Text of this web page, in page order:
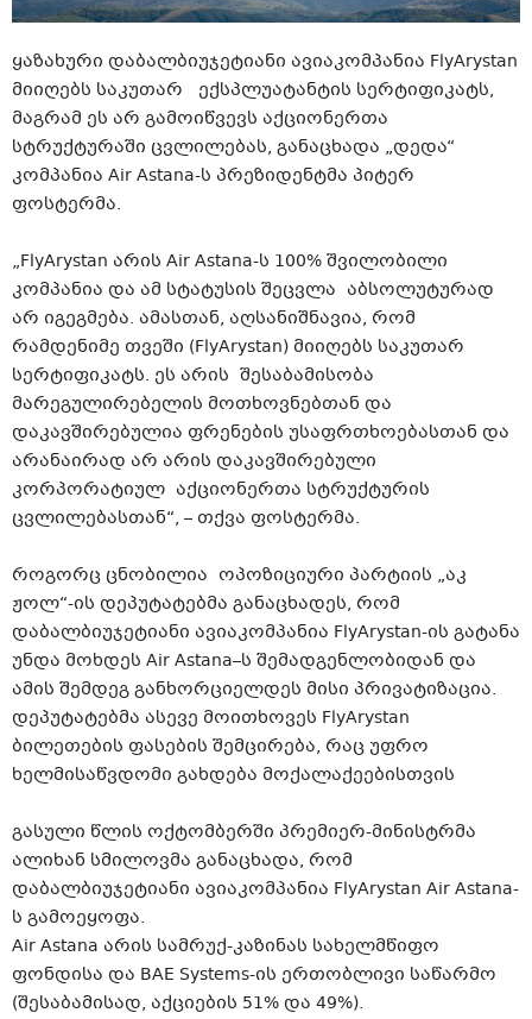
ყაზახური დაბალბიუჯეტიანი ავიაკომპანია FlyArystan
მიიღებს საკუთარ ექსპლუატანტის სერტიფიკატს,
მაგრამ ეს არ გამოიწვევს აქციონერთა
სტრუქტურაში ცვლილებას, განაცხადა „დედა“
კომპანია Air Astana-ს პრეზიდენტმა პიტერ
ფოსტერმა.
„FlyArystan არის Air Astana-ს 100% შვილობილი
კომპანია და ამ სტატუსის შეცვლა აბსოლუტურად
არ იგეგმება. ამასთან, აღსანიშნავია, რომ
რამდენიმე თვეში (FlyArystan) მიიღებს საკუთარ
სერტიფიკატს. ეს არის შესაბამისობა
მარეგულირებელის მოთხოვნებთან და
დაკავშირებულია ფრენების უსაფრთხოებასთან და
არანაირად არ არის დაკავშირებული
კორპორატიულ აქციონერთა სტრუქტურის
ცვლილებასთან“, – თქვა ფოსტერმა.
როგორც ცნობილია ოპოზიციური პარტიის „აკ
ჟოლ“-ის დეპუტატებმა განაცხადეს, რომ
დაბალბიუჯეტიანი ავიაკომპანია FlyArystan-ის გატანა
უნდა მოხდეს Air Astana–ს შემადგენლობიდან და
ამის შემდეგ განხორციელდეს მისი პრივატიზაცია.
დეპუტატებმა ასევე მოითხოვეს FlyArystan
ბილეთების ფასების შემცირება, რაც უფრო
ხელმისაწვდომი გახდება მოქალაქეებისთვის
გასული წლის ოქტომბერში პრემიერ-მინისტრმა
ალიხან სმილოვმა განაცხადა, რომ
დაბალბიუჯეტიანი ავიაკომპანია FlyArystan Air Astana-
ს გამოეყოფა.
Air Astana არის სამრუქ-კაზინას სახელმწიფო
ფონდისა და BAE Systems-ის ერთობლივი საწარმო
(შესაბამისად, აქციების 51% და 49%).